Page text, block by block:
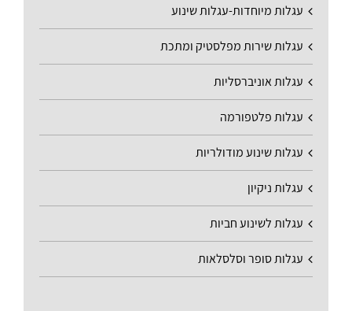
עגלות מיוחדות-עגלות שינוע
עגלות שירות מפלסטיק ומתכת
עגלות אוניברסליות
עגלות פלטפורמה
עגלות שינוע מודולריות
עגלות ניקיון
עגלות לשינוע חביות
עגלות סופר וסלסלאות